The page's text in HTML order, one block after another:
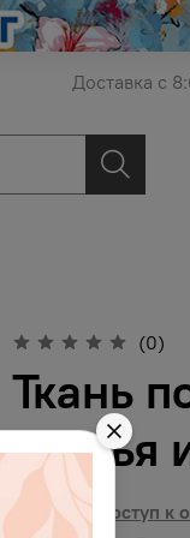
Доставка с
(0)
Ткань
листья
Получить доступ к